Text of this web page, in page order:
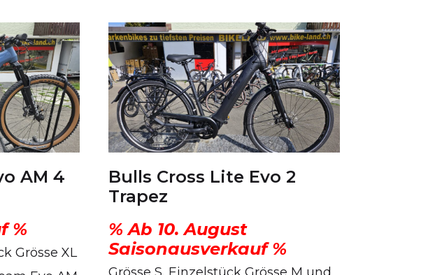
AM 4
%
Grösse XL
Bulls Cross Lite Evo 2
Trapez
% Ab 10. August
Saisonausverkauf %